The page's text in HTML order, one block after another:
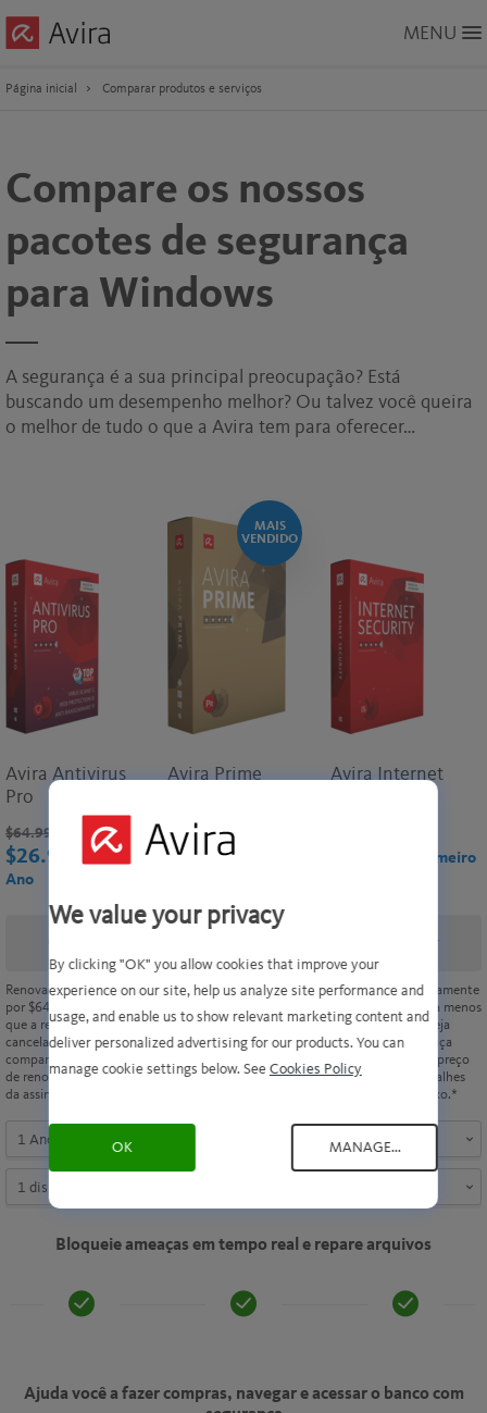
to
Content
MENU
Página inicial Comparar produtos e serviços
Compare os nossos
pacotes de segurança
para Windows
A segurança é a sua principal preocupação? Está
buscando um desempenho melhor? Ou talvez você queira
o melhor de tudo o que a Avira tem para oferecer…
Avira Antivirus
Pro
$64.99 (-58%)
$26.99
/ Primeiro
Ano
Renova automaticamente
por $64.99
/ ano, a menos
que a renovação seja
cancelada. Poupança
comparada com o preço
de renovação. Detalhes
da assinatura abaixo.*
MAIS
VENDIDO
Avira Prime
$109.99 (-45%)
$59.99/ Primeiro
Renova automaticamente
$109.99
/ ano, a
menos que a renovação
seja cancelada. Poupança
comparada com o preço
de renovação. Detalhes
Avira Internet
/ Primeiro
Comprar
Renova automaticamente
/ ano, a menos
que a renovação seja
cancelada. Poupança
comparada com o preço
de renovação. Detalhes
da assinatura abaixo.*
Bloqueie ameaças em tempo real e repare arquivos
Ajuda você a fazer compras, navegar e acessar o banco com
We value your privacy
By clicking "OK" you allow cookies that improve your
experience on our site, help us analyze site performance and
usage, and enable us to show relevant marketing content and
deliver personalized advertising for our products. You can
manage cookie settings below. See Cookies Policy
OK MANAGE...